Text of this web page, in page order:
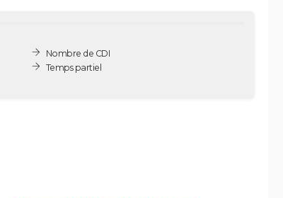
Nombre de CDI
Temps partiel